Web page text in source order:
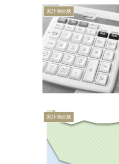
家計簿総括
家計簿総括